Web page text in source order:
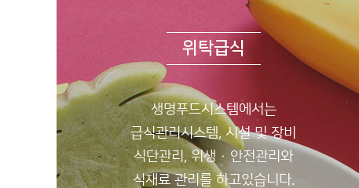
위탁급식
생명푸드시스템에서는
급식관리시스템, 시설 및 장비
식단관리, 위생 · 안전관리와
식재료 관리를 하고있습니다.